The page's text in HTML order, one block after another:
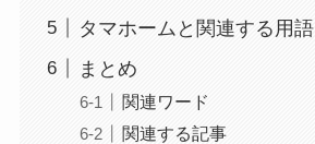
タマホームと関連する用語
まとめ
関連ワード
関連する記事